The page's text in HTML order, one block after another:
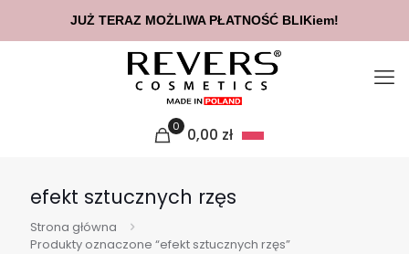
0 0,00 zł
efekt sztucznych rzęs
Strona główna
Produkty oznaczone “efekt sztucznych rzęs”
JUŻ TERAZ MOŻLIWA PŁATNOŚĆ BLIKiem!